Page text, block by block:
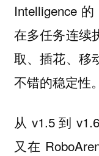
Intelligence
在多任务连续
取、插花、移
不错的稳定性。
从 v1.5 到
又在